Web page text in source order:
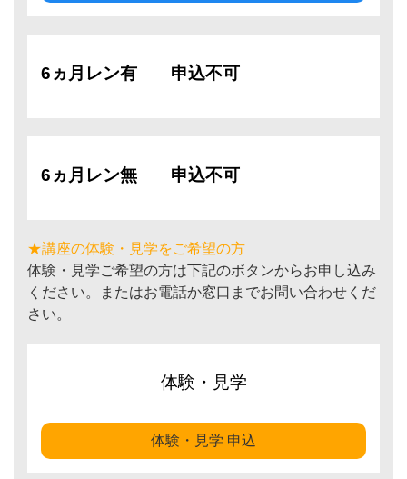
6ヵ月レン有 申込不可
6ヵ月レン無 申込不可
★講座の体験・見学をご希望の方
体験・見学ご希望の方は下記のボタンからお申し込み
ください。またはお電話か窓口までお問い合わせくだ
さい。
体験・見学
体験・見学 申込